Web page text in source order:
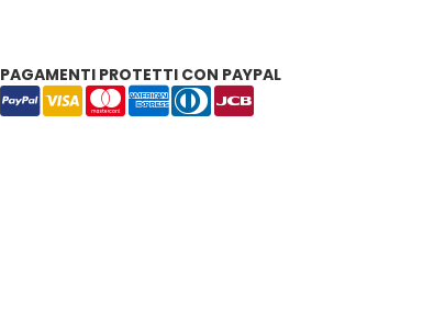
PAGAMENTI PROTETTI CON PAYPAL